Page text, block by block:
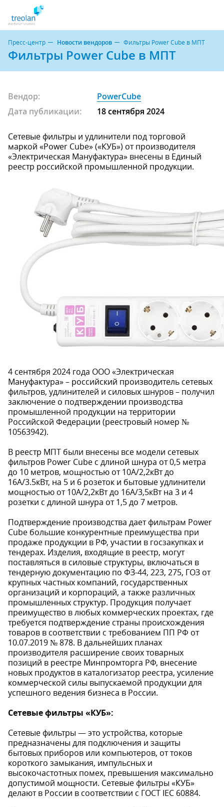
Пресс-центр Новости вендоров Фильтры Power Cube в МПТ
Фильтры Power Cube в МПТ
Вендор:
PowerCube
Дата публикации:
18 сентября 2024
Сетевые фильтры и удлинители под торговой
маркой «Power Cube» («КУБ») от производителя
«Электрическая Мануфактура» внесены в Единый
реестр российской промышленной продукции.
4 сентября 2024 года ООО «Электрическая
Мануфактура» – российский производитель сетевых
фильтров, удлинителей и силовых шнуров – получил
заключение о подтверждении производства
промышленной продукции на территории
Российской Федерации (реестровый номер №
10563942).
В реестр МПТ были внесены все модели сетевых
фильтров Power Cube с длиной шнура от 0,5 метра
до 10 метров, мощностью от 10А/2,2кВт до
16А/3.5кВт, на 5 и 6 розеток и бытовые удлинители
мощностью от 10А/2,2кВт до 16А/3,5кВт на 3 и 4
розетки с длиной шнура от 1,5 до 7 метров.
Подтверждение производства дает фильтрам Power
Cube большие конкурентные преимущества при
продаже продукции в РФ, участии в госзакупках и
тендерах. Изделия, входящие в реестр, могут
поставляться в силовые структуры, включаться в
тендерную документацию по ФЗ-44, 223, 275, ГОЗ от
крупных частных компаний, государственных
организаций и корпораций, а также различных
промышленных структур. Продукция получает
преимущество в любых коммерческих проектах, где
требуется подтверждение страны происхождения
товаров в соответствии с требованием ПП РФ от
10.07.2019 № 878. В дальнейших планах
производителя расширение своих товарных
позиций в реестре Минпромторга РФ, внесение
новых продуктов в каталогизатор реестра, усиление
коммерческой силы выпускаемой продукции для
успешного ведения бизнеса в России.
Сетевые фильтры «КУБ»:
Сетевые фильтры — это устройства, которые
предназначены для подключения и защиты
бытовых приборов или компьютеров, от токов
короткого замыкания, импульсных и
высокочастотных помех, превышения максимально
допустимой мощности. Сетевые фильтры «КУБ»
делают в России в соответствии с ГОСТ IEC 60884.